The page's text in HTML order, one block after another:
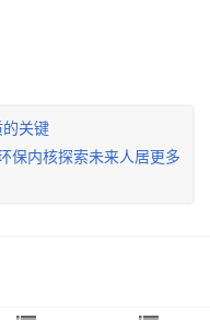
关键
保内核探索未来人居更多